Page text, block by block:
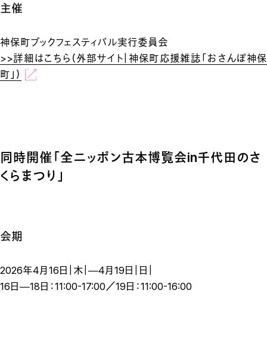
主催
神保町ブックフェスティバル実行委員会
>>詳細はこちら（外部サイト｜神保町応援雑誌「おさんぽ神保
町」）
同時開催「全ニッポン古本博覧会in千代田のさ
くらまつり」
会期
2026年4月16日｜木｜―4月19日｜日｜
16日―18日：11:00-17:00／19日：11:00-16:00